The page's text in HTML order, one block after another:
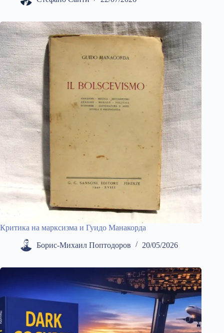
Критика на марксизма и Гуидо Манакорда
Борис-Михаил Поптодоров 20/05/2026